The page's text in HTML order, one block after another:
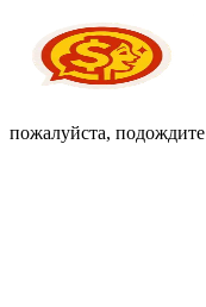
пожалуйста, подождите